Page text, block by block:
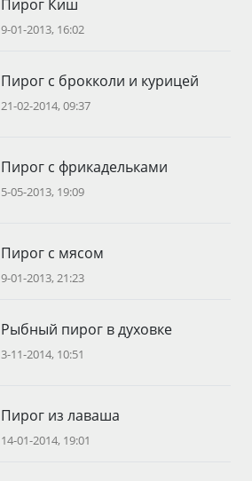
Пирог Киш
9-01-2013, 16:02
Пирог с брокколи и курицей
21-02-2014, 09:37
Пирог с фрикадельками
5-05-2013, 19:09
Пирог с мясом
9-01-2013, 21:23
Рыбный пирог в духовке
3-11-2014, 10:51
Пирог из лаваша
14-01-2014, 19:01